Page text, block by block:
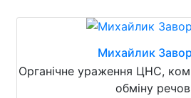
Михайлик
Органічне ураження ЦНС,
обміну